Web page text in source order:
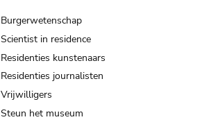
Burgerwetenschap
Scientist in residence
Residenties kunstenaars
Residenties journalisten
Vrijwilligers
Steun het museum